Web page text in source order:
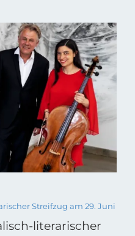
Streifzug am 29. Juni
literarischer